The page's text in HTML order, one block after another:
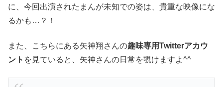
に、今回出演されたまんが未知での姿は、貴重な映像にな
るかも…？！
また、こちらにある矢神翔さんの趣味専用Twitterアカウ
ント を見ていると、矢神さんの日常を覗けますよ^^